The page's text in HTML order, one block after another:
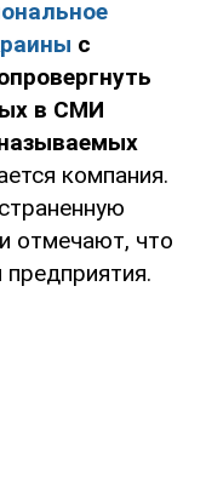
с
в СМИ
компания.
отмечают, что